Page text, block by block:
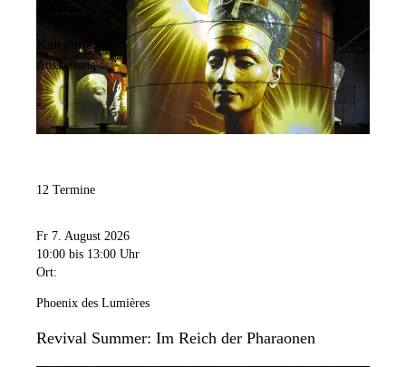
Kategorie:
Ausstellung
12 Termine
Fr 7. August 2026
10:00 bis 13:00 Uhr
Ort:
Phoenix des Lumières
Revival Summer: Im Reich der Pharaonen